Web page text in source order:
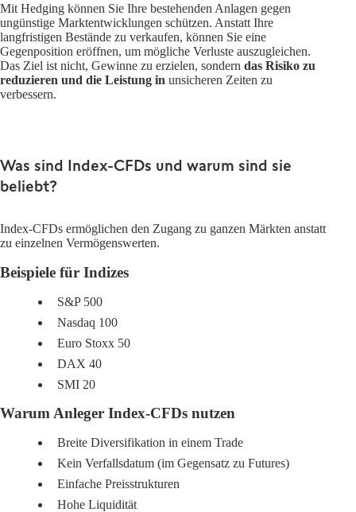
Mit Hedging können Sie Ihre bestehenden Anlagen gegen
ungünstige Marktentwicklungen schützen. Anstatt Ihre
langfristigen Bestände zu verkaufen, können Sie eine
Gegenposition eröffnen, um mögliche Verluste auszugleichen.
Das Ziel ist nicht, Gewinne zu erzielen, sondern das Risiko zu
reduzieren und die Leistung in unsicheren Zeiten zu
verbessern.
Was sind Index-CFDs und warum sind sie
beliebt?
Index-CFDs ermöglichen den Zugang zu ganzen Märkten anstatt
zu einzelnen Vermögenswerten.
Beispiele für Indizes
S&P 500
Nasdaq 100
Euro Stoxx 50
DAX 40
SMI 20
Warum Anleger Index-CFDs nutzen
Breite Diversifikation in einem Trade
Kein Verfallsdatum (im Gegensatz zu Futures)
Einfache Preisstrukturen
Hohe Liquidität